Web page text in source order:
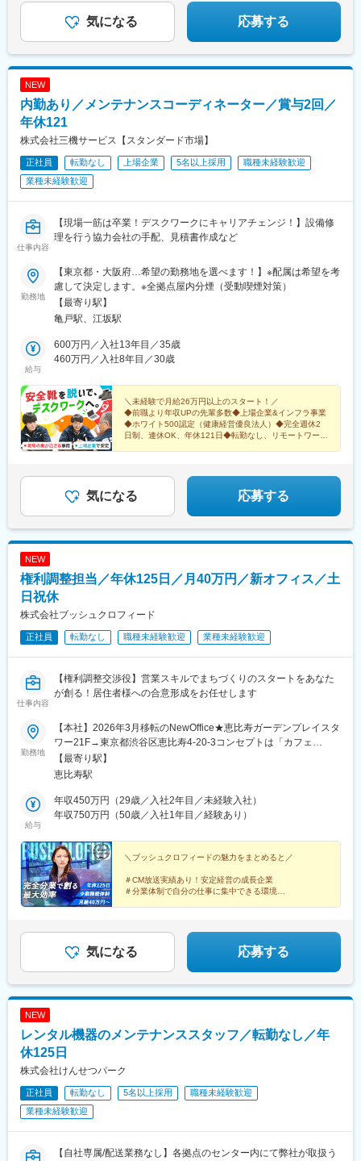
＼福利厚生充実・安定した環境で技術と経験を身につけ
よう！／
気になる 応募する
NEW
内勤あり／メンテナンスコーディネーター／賞与2回／
年休121
株式会社三機サービス【スタンダード市場】
正社員 転勤なし 上場企業 5名以上採用
職種未経験歓迎
業種未経験歓迎
仕事内容
【現場一筋は卒業！デスクワークにキャリアチェンジ！】設備修
理を行う協力会社の手配、見積書作成など
勤務地
【東京都・大阪府…希望の勤務地を選べます！】※配属は希望を考
慮して決定します。※全拠点屋内分煙（受動喫煙対策）
【最寄り駅】
亀戸駅、江坂駅
給与
600万円／入社13年目／35歳
460万円／入社8年目／30歳
＼未経験で月給26万円以上のスタート！／
◆前職より年収UPの先輩多数◆上場企業&インフラ事業
◆ホワイト500認定（健康経営優良法人）◆完全週休2
日制、連休OK、年休121日◆転勤なし、リモートワーク
気になる 応募する
NEW
権利調整担当／年休125日／月40万円／新オフィス／土
日祝休
株式会社ブッシュクロフィード
正社員 転勤なし 職種未経験歓迎 業種未経験歓迎
仕事内容
【権利調整交渉役】営業スキルでまちづくりのスタートをあなた
が創る！居住者様への合意形成をお任せします
勤務地
【本社】2026年3月移転のNewOffice★恵比寿ガーデンプレイスタ
ワー21F→東京都渋谷区恵比寿4-20-3コンセプトは「カフェ
風」。キレイで清潔感のあるオフィス環境で、居心地の良さはバ
ツグン！夜はバーカウンターとして利用する社員もいたり、窓際
のオフィスは、是非ご来社いただいて体感してください！≪
ACCESS ≫JR山手線「恵比寿駅」東口徒歩5分東京メトロ日比
【最寄り駅】
恵比寿駅
給与
年収450万円（29歳／入社2年目／未経験入社）
年収750万円（50歳／入社1年目／経験あり）
＼ブッシュクロフィードの魅力をまとめると／
＃CM放送実績あり！安定経営の成長企業
＃分業体制で自分の仕事に集中できる環境
気になる 応募する
NEW
レンタル機器のメンテナンススタッフ／転勤なし／年
休125日
株式会社けんせつパーク
正社員 転勤なし 5名以上採用
職種未経験歓迎
業種未経験歓迎
【自社専属/配送業務なし】各拠点のセンター内にて弊社が取扱う